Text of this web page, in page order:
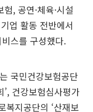
, 공연·체육·시설
업 활동 전반에서
스를 구성했다.
국민건강보험공단
’, 건강보험심사평가
복지공단의 ‘산재보